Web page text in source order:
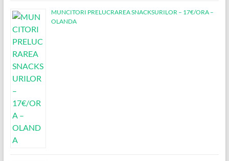
MUNCITORI PRELUCRAREA SNACKSURILOR – 17€/ORA –
OLANDA